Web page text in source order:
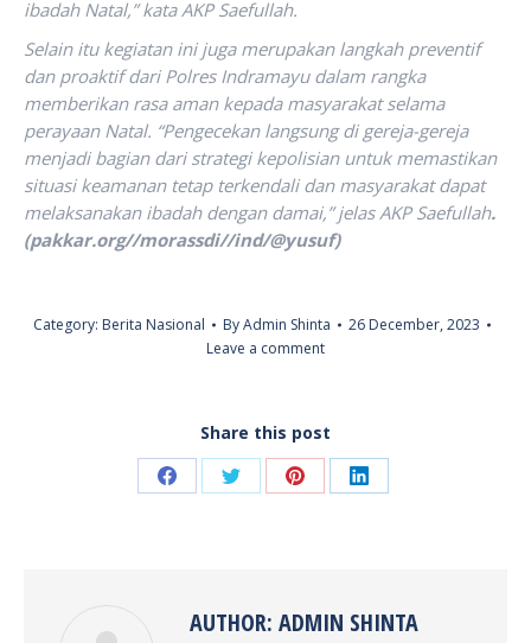
ibadah Natal,” kata AKP Saefullah.
Selain itu kegiatan ini juga merupakan langkah preventif
dan proaktif dari Polres Indramayu dalam rangka
memberikan rasa aman kepada masyarakat selama
perayaan Natal. “Pengecekan langsung di gereja-gereja
menjadi bagian dari strategi kepolisian untuk memastikan
situasi keamanan tetap terkendali dan masyarakat dapat
melaksanakan ibadah dengan damai,” jelas AKP Saefullah.
(pakkar.org//morassdi//ind/@yusuf)
Category: Berita Nasional ByAdmin Shinta
26 December, 2023
Leave a comment
Share this post
Share Share Share Share
AUTHOR: ADMIN SHINTA